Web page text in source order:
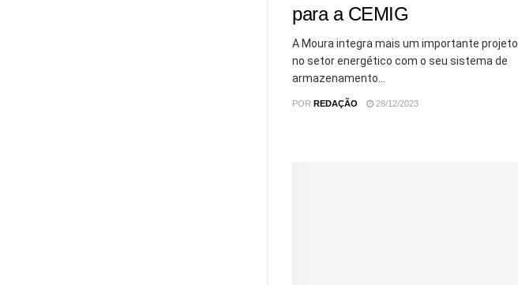
para a CEMIG
A Moura integra mais um importante projeto
no setor energético com o seu sistema de
armazenamento...
POR REDAÇÃO 28/12/2023